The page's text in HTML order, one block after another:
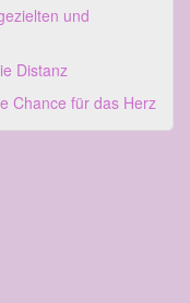
und
Distanz
Chance für das Herz